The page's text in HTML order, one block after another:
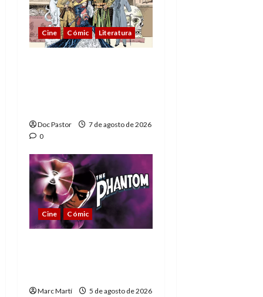
Cine Cómic Literatura
Doc Pastor
7 de agosto de 2026
0
Cine Cómic
Marc Martí
5 de agosto de 2026